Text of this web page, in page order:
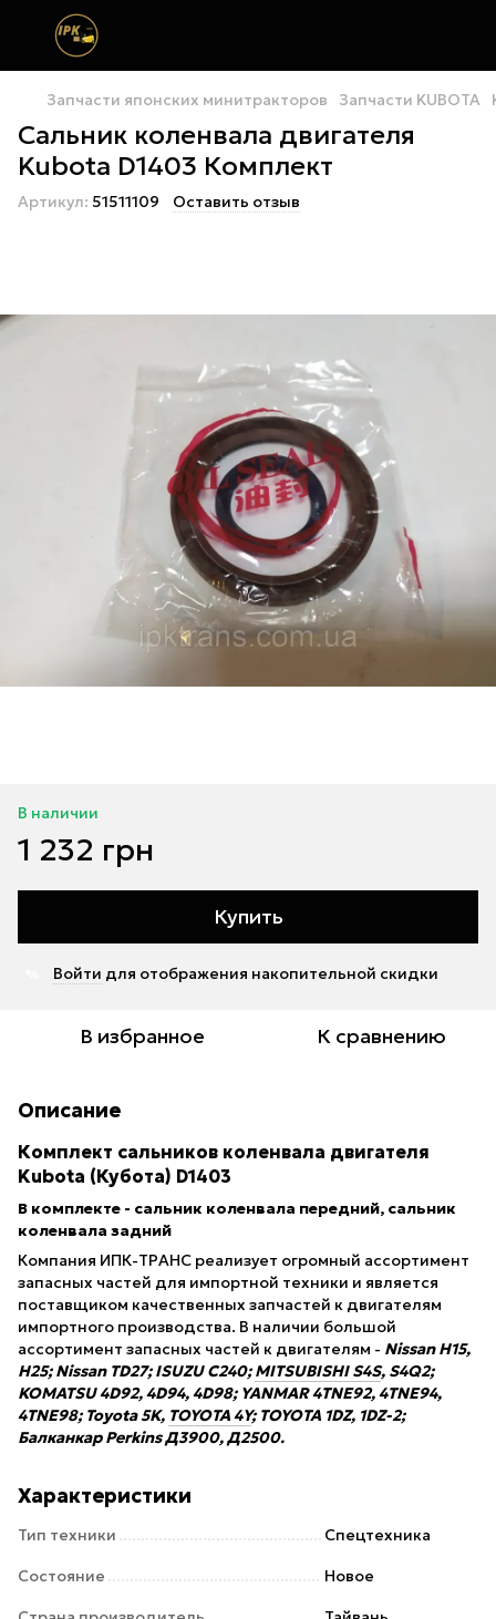
Запчасти японских минитракторов Запчасти KUBOTA
Сальник коленвала двигателя
Kubota D1403 Комплект
Артикул: 51511109 Оставить отзыв
В наличии
1 232 грн
Купить
Войти для отображения накопительной скидки
В избранное К сравнению
Описание
Комплект сальников коленвала двигателя
Kubota (Кубота) D1403
В комплекте - сальник коленвала передний, сальник
коленвала задний
Компания ИПК-ТРАНС реализует огромный ассортимент
запасных частей для импортной техники и является
поставщиком качественных запчастей к двигателям
импортного производства. В наличии большой
ассортимент запасных частей к двигателям - Nissan H15,
H25; Nissan TD27; ISUZU С240;MITSUBISHI S4S, S4Q2;
KOMATSU 4D92, 4D94, 4D98; YANMAR 4TNE92, 4TNE94,
4TNE98; Toyota 5K, TOYOTA 4Y; TOYOTA 1DZ, 1DZ-2;
Балканкар Perkins Д3900, Д2500.
Характеристики
Тип техники Спецтехника
Состояние Новое